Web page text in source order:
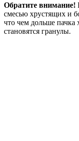
Обратите внимание!
смесью хрустящих и
что чем дольше пачка
становятся гранулы.